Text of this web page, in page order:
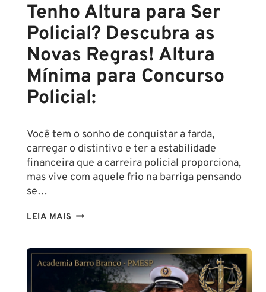
Tenho Altura para Ser
Policial? Descubra as
Novas Regras! Altura
Mínima para Concurso
Policial:
Você tem o sonho de conquistar a farda,
carregar o distintivo e ter a estabilidade
financeira que a carreira policial proporciona,
mas vive com aquele frio na barriga pensando
se…
LEIA MAIS TENHO
SER
POLICIAL?
DESCUBRA